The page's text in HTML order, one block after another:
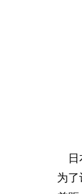
日
为